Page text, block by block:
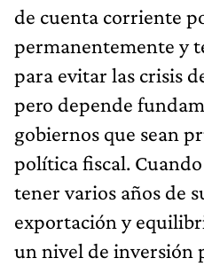
de cuenta corriente
permanentemente y
para evitar las crisis
pero depende
gobiernos que sean
política fiscal.
tener varios años de
exportación y
un nivel de inversión